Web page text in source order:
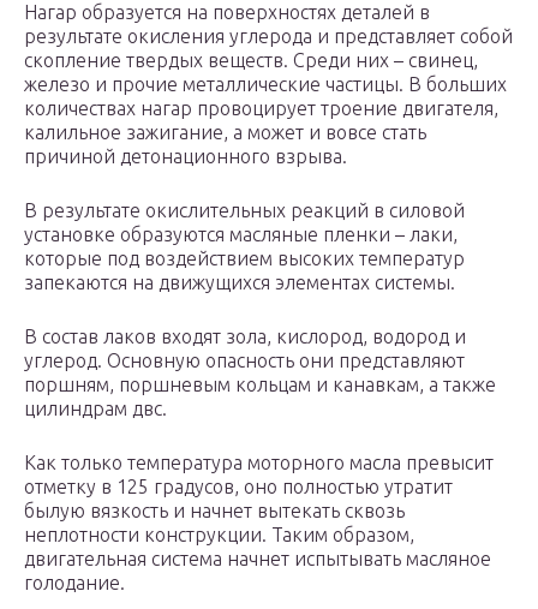
Нагар образуется на поверхностях деталей в
результате окисления углерода и представляет собой
скопление твердых веществ. Среди них – свинец,
железо и прочие металлические частицы. В больших
количествах нагар провоцирует троение двигателя,
калильное зажигание, а может и вовсе стать
причиной детонационного взрыва.
В результате окислительных реакций в силовой
установке образуются масляные пленки – лаки,
которые под воздействием высоких температур
запекаются на движущихся элементах системы.
В состав лаков входят зола, кислород, водород и
углерод. Основную опасность они представляют
поршням, поршневым кольцам и канавкам, а также
цилиндрам двс.
Как только температура моторного масла превысит
отметку в 125 градусов, оно полностью утратит
былую вязкость и начнет вытекать сквозь
неплотности конструкции. Таким образом,
двигательная система начнет испытывать масляное
голодание.